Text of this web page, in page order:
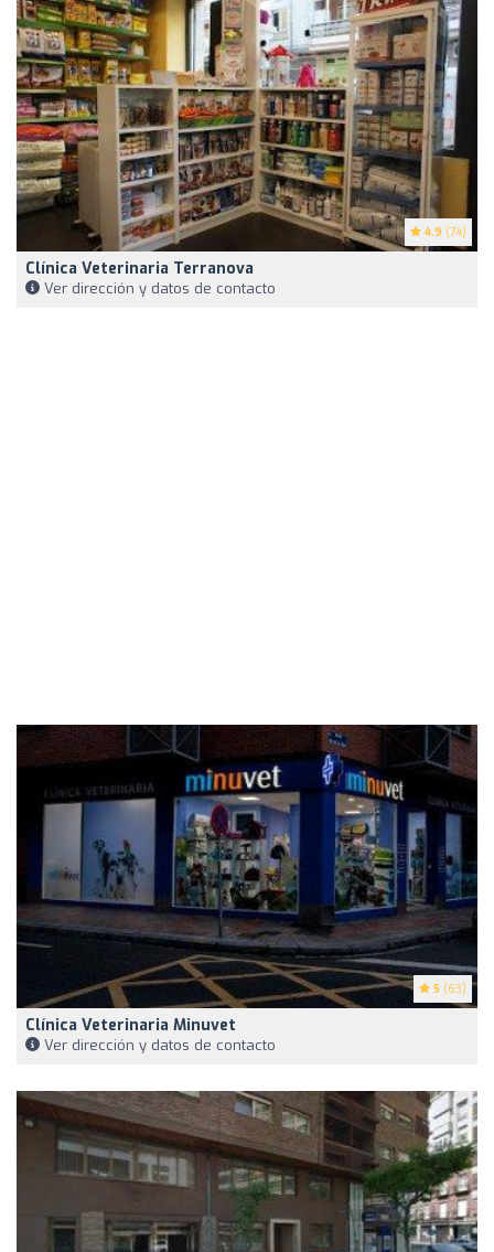
4.9 (74)
Clínica Veterinaria Terranova
Ver dirección y datos de contacto
5 (63)
Clínica Veterinaria Minuvet
Ver dirección y datos de contacto